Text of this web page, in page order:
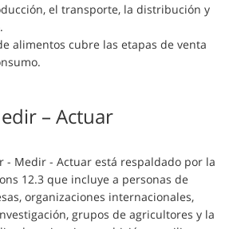
el transporte, la distribución y
alimentos cubre las etapas de venta
– Actuar
- Medir - Actuar está respaldado por la
12.3 que incluye a personas de
organizaciones internacionales,
grupos de agricultores y la